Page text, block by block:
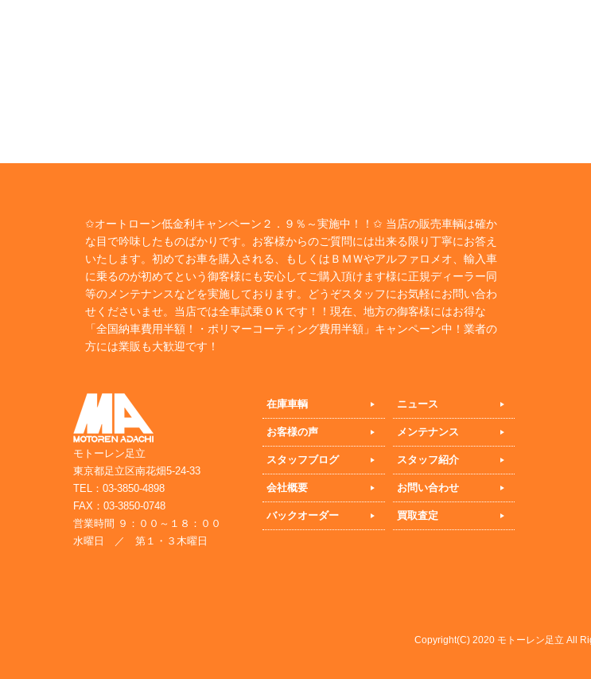
✩オートローン低金利キャンペーン２．９％～実施中！！✩ 当店の販売車輌は確か
な目で吟味したものばかりです。お客様からのご質問には出来る限り丁寧にお答え
いたします。初めてお車を購入される、もしくはＢＭＷやアルファロメオ、輸入車
に乗るのが初めてという御客様にも安心してご購入頂けます様に正規ディーラー同
等のメンテナンスなどを実施しております。どうぞスタッフにお気軽にお問い合わ
せくださいませ。当店では全車試乗ＯＫです！！現在、地方の御客様にはお得な
「全国納車費用半額！・ポリマーコーティング費用半額」キャンペーン中！業者の
方には業販も大歓迎です！
モトーレン足立
東京都足立区南花畑5-24-33
TEL：03-3850-4898
FAX：03-3850-0748
営業時間 ９：００～１８：００
水曜日 ／ 第１・３木曜日
在庫車輌 ニュース
お客様の声 メンテナンス
スタッフブログ スタッフ紹介
会社概要 お問い合わせ
バックオーダー 買取査定
Copyright(C) 2020 モトーレン足立 All